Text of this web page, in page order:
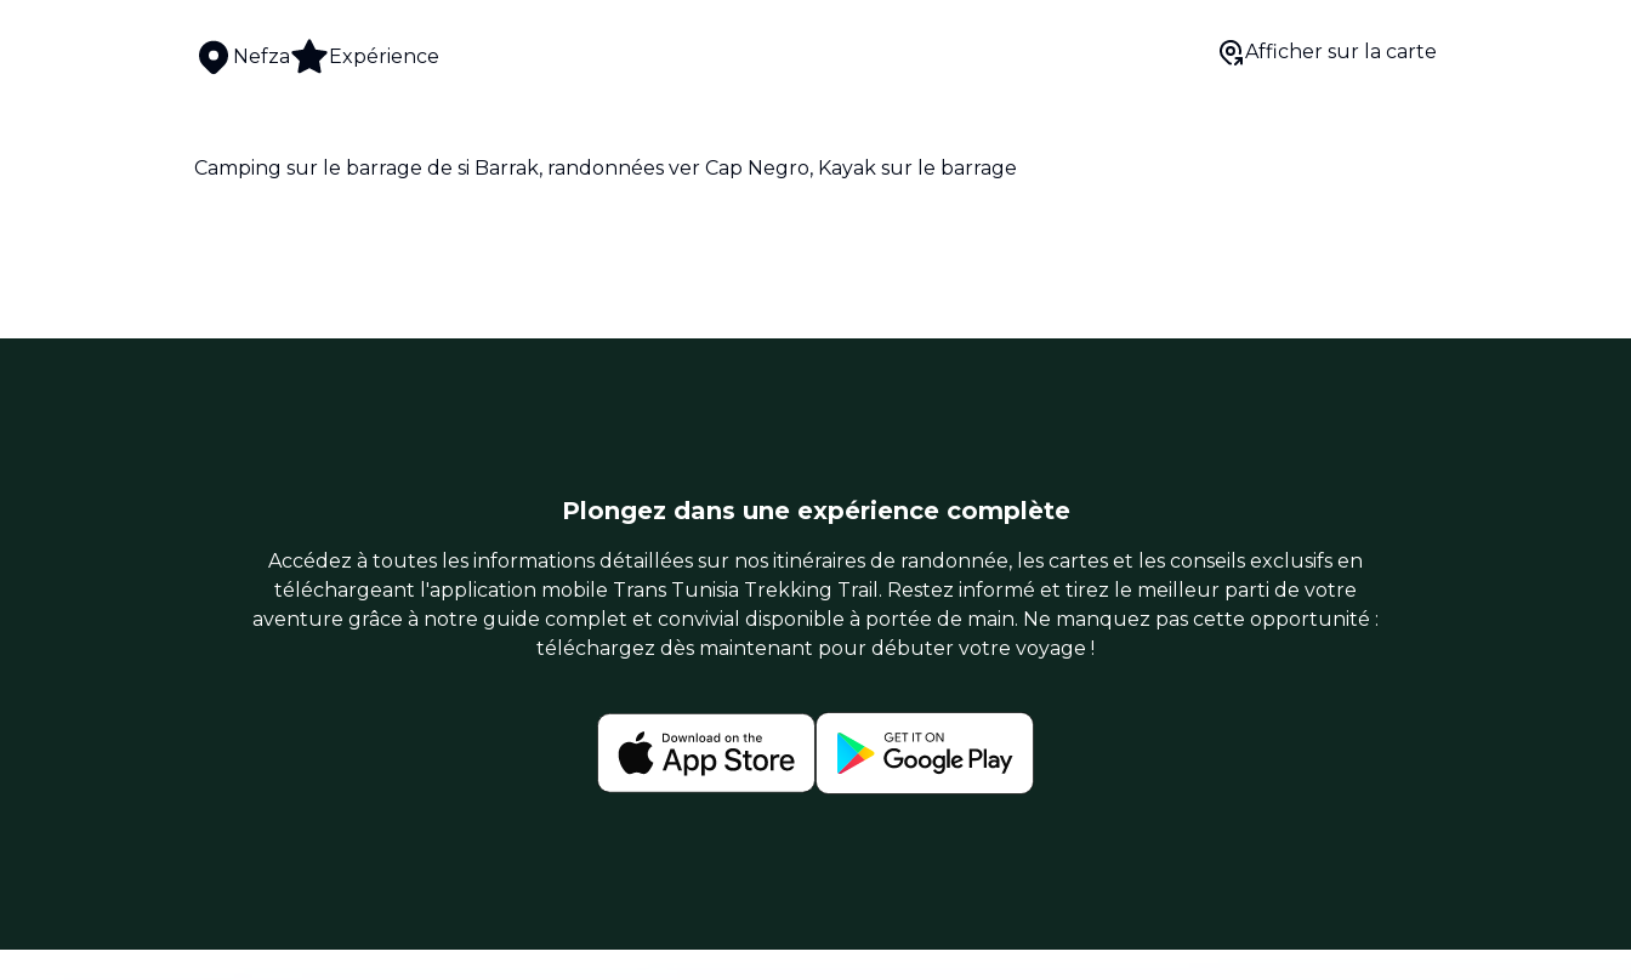
Nefza Expérience Afficher sur la carte
Camping sur le barrage de si Barrak, randonnées ver Cap Negro, Kayak sur le barrage
Plongez dans une expérience complète
Accédez à toutes les informations détaillées sur nos itinéraires de randonnée, les cartes et les conseils exclusifs en
téléchargeant l'application mobile Trans Tunisia Trekking Trail. Restez informé et tirez le meilleur parti de votre
aventure grâce à notre guide complet et convivial disponible à portée de main. Ne manquez pas cette opportunité :
téléchargez dès maintenant pour débuter votre voyage !